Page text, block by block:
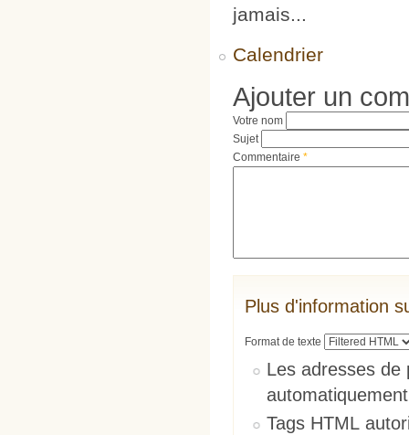
jamais...
Calendrier
Ajouter un
Votre nom
Sujet
Commentaire *
Plus d'information
Format de texte
Les adresses de
Tags HTML